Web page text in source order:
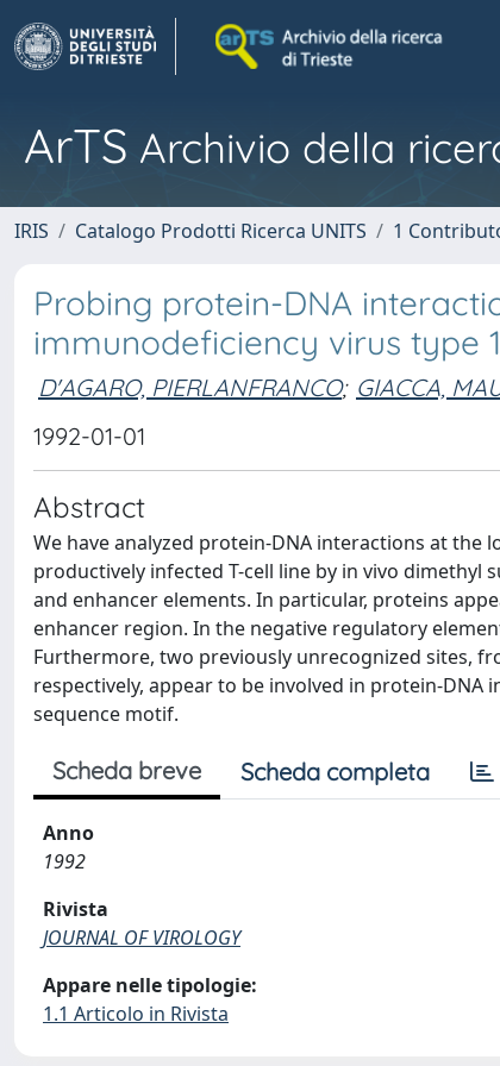
ArTS Archivio della
IRIS Catalogo Prodotti Ricerca UNITS 1
Probing protein-DNA
immunodeficiency virus type
D'AGARO, PIERLANFRANCO; GIACCA,
1992-01-01
Abstract
We have analyzed protein-DNA interactions at
productively infected T-cell line by in vivo
and enhancer elements. In particular, proteins
enhancer region. In the negative regulatory
Furthermore, two previously unrecognized sites,
respectively, appear to be involved in protein-
sequence motif.
Scheda breve Scheda completa
Anno
1992
Rivista
JOURNAL OF VIROLOGY
Appare nelle tipologie:
1.1 Articolo in Rivista